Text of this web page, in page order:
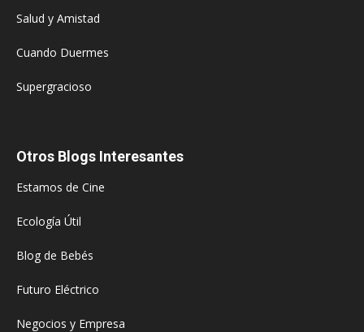
Salud y Amistad
Cuando Duermes
Supergracioso
Otros Blogs Interesantes
Estamos de Cine
Ecología Útil
Blog de Bebés
Futuro Eléctrico
Negocios y Empresa